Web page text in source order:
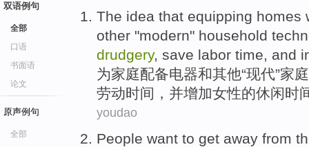
双语例句
全部
口语
书面语
论文
原声例句
全部
The idea that equipping homes
other "modern" household
drudgery, save labor time, and
为家庭配备电器和其他“现代”家庭
劳动时间 ， 并增加女性的休闲时
youdao
People want to get away from